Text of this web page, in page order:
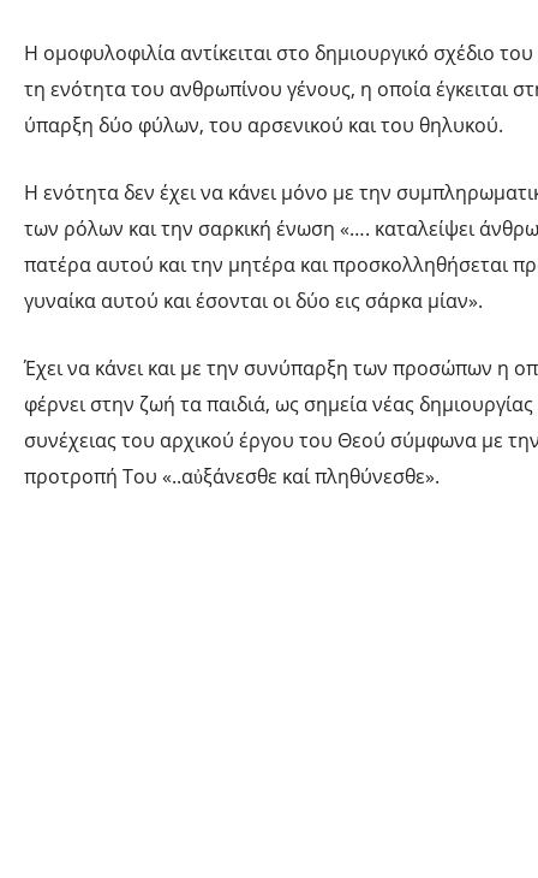
Η ομοφυλοφιλία αντίκειται στο δημιουργικό σχέδιο
τη ενότητα του ανθρωπίνου γένους, η οποία έγκειται
ύπαρξη δύο φύλων, του αρσενικού και του θηλυκού.
Η ενότητα δεν έχει να κάνει μόνο με την
των ρόλων και την σαρκική ένωση «…. καταλείψει
πατέρα αυτού και την μητέρα και προσκολληθήσεται
γυναίκα αυτού και έσονται οι δύο εις σάρκα μίαν».
Έχει να κάνει και με την συνύπαρξη των προσώπων η
φέρνει στην ζωή τα παιδιά, ως σημεία νέας δημιουργίας
συνέχειας του αρχικού έργου του Θεού σύμφωνα με
προτροπή Του «..αὐξάνεσθε καί πληθύνεσθε».